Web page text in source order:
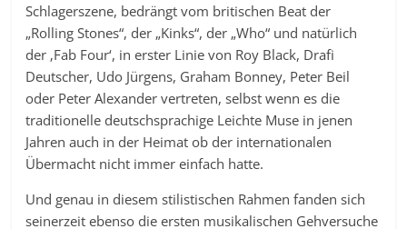
Schlagerszene, bedrängt vom britischen Beat der
„Rolling Stones“, der „Kinks“, der „Who“ und natürlich
der ‚Fab Four‘, in erster Linie von Roy Black, Drafi
Deutscher, Udo Jürgens, Graham Bonney, Peter Beil
oder Peter Alexander vertreten, selbst wenn es die
traditionelle deutschsprachige Leichte Muse in jenen
Jahren auch in der Heimat ob der internationalen
Übermacht nicht immer einfach hatte.
Und genau in diesem stilistischen Rahmen fanden sich
seinerzeit ebenso die ersten musikalischen Gehversuche